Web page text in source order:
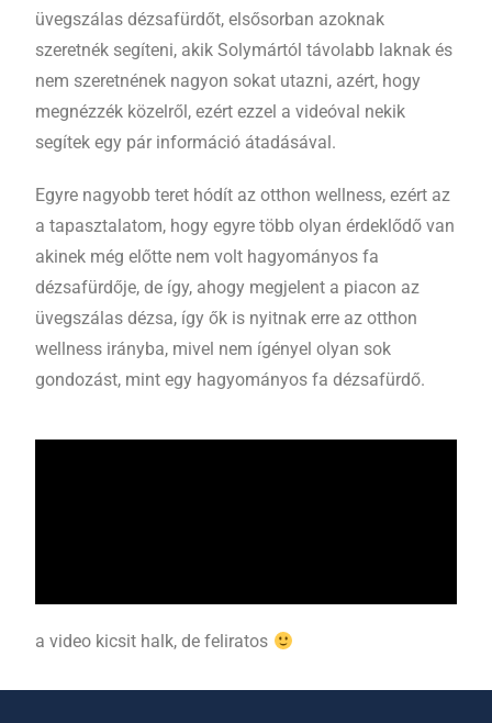
üvegszálas dézsafürdőt, elsősorban azoknak
szeretnék segíteni, akik Solymártól távolabb laknak és
nem szeretnének nagyon sokat utazni, azért, hogy
megnézzék közelről, ezért ezzel a videóval nekik
segítek egy pár információ átadásával.
Egyre nagyobb teret hódít az otthon wellness, ezért az
a tapasztalatom, hogy egyre több olyan érdeklődő van
akinek még előtte nem volt hagyományos fa
dézsafürdője, de így, ahogy megjelent a piacon az
üvegszálas dézsa, így ők is nyitnak erre az otthon
wellness irányba, mivel nem ígényel olyan sok
gondozást, mint egy hagyományos fa dézsafürdő.
a video kicsit halk, de feliratos